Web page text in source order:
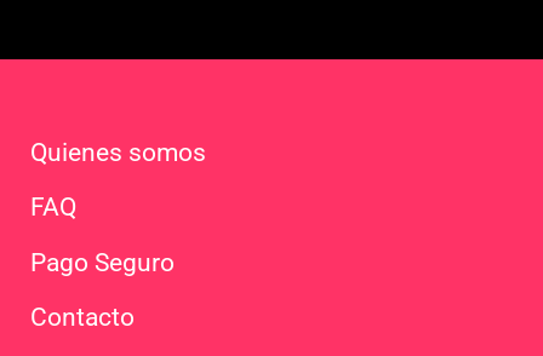
Quienes somos
FAQ
Pago Seguro
Contacto